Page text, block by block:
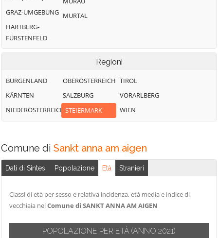
GRAZ-UMGEBUNG
HARTBERG-
FÜRSTENFELD
MURTAL
Regioni
BURGENLAND
KÄRNTEN
NIEDERÖSTERREICH
OBERÖSTERREICH
SALZBURG
STEIERMARK
TIROL
VORARLBERG
WIEN
Comune di Sankt anna am aigen
Dati di Sintesi Popolazione Età Stranieri
Classi di età per sesso e relativa incidenza, età media e indice di
vecchiaia nelComune di SANKT ANNA AM AIGEN
POPOLAZIONE PER ETÀ (ANNO 2021)